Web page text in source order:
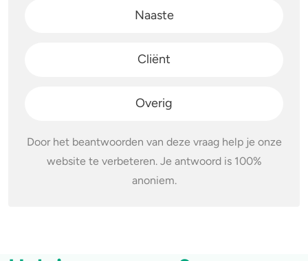
Heroïne
Naaste
Cliënt
Overig
Door het beantwoorden van deze vraag help je onze
website te verbeteren. Je antwoord is 100%
anoniem.